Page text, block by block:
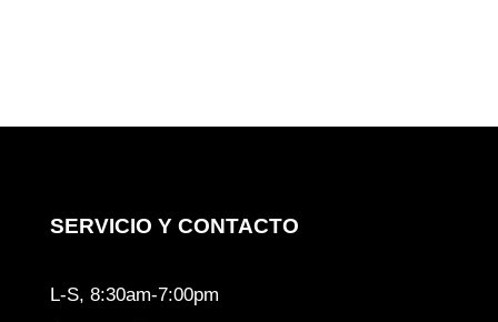
SERVICIO Y CONTACTO
L-S, 8:30am-7:00pm